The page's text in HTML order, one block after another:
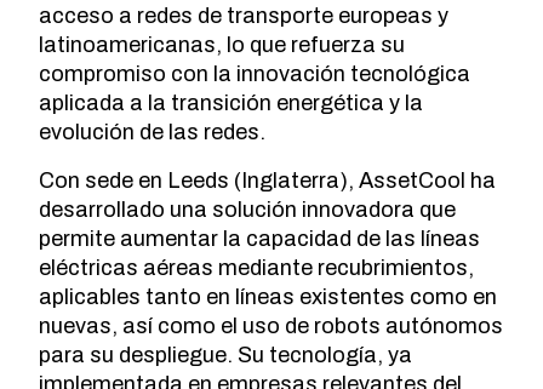
acceso a redes de transporte europeas y
latinoamericanas, lo que refuerza su
compromiso con la innovación tecnológica
aplicada a la transición energética y la
evolución de las redes.
Con sede en Leeds (Inglaterra), AssetCool ha
desarrollado una solución innovadora que
permite aumentar la capacidad de las líneas
eléctricas aéreas mediante recubrimientos,
aplicables tanto en líneas existentes como en
nuevas, así como el uso de robots autónomos
para su despliegue. Su tecnología, ya
implementada en empresas relevantes del